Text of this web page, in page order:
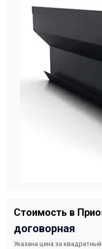
Стоимость в
договорная
Указана цена за